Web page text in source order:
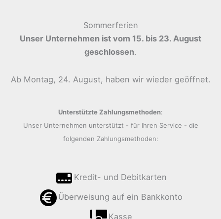
Sommerferien
Unser Unternehmen ist vom 15. bis 23. August
geschlossen.
Ab Montag, 24. August, haben wir wieder geöffnet.
Unterstützte Zahlungsmethoden:
Unser Unternehmen unterstützt - für Ihren Service - die
folgenden Zahlungsmethoden:
Kredit- und Debitkarten
Überweisung auf ein Bankkonto
Kasse